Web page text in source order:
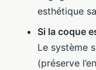
esthétique
Si la coque
Le système
(préserve